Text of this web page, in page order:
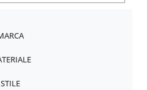
STILE